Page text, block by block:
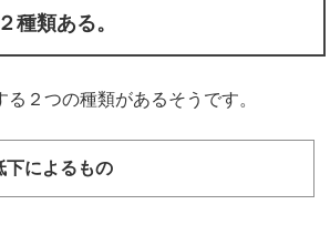
種類ある。
る２つの種類があるそうです。
下によるもの